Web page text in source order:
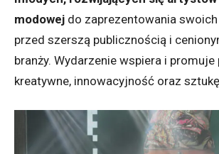
modowej do zaprezentowania
przed szerszą publicznością i
branży. Wydarzenie wspiera i
kreatywne, innowacyjność oraz